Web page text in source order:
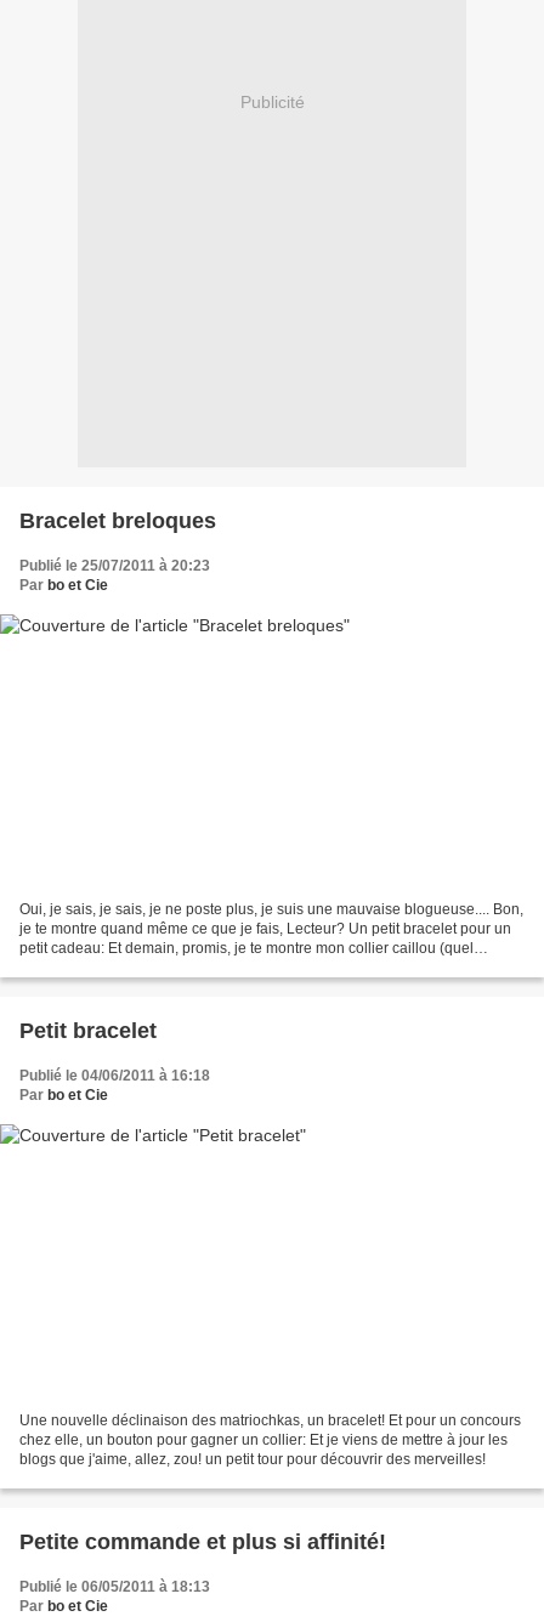
Publicité
Bracelet breloques
Publié le 25/07/2011 à 20:23
Par bo et Cie
Oui, je sais, je sais, je ne poste plus, je suis une mauvaise blogueuse.... Bon,
je te montre quand même ce que je fais, Lecteur? Un petit bracelet pour un
petit cadeau: Et demain, promis, je te montre mon collier caillou (quel
Petit bracelet
Publié le 04/06/2011 à 16:18
Par bo et Cie
Une nouvelle déclinaison des matriochkas, un bracelet! Et pour un concours
chez elle, un bouton pour gagner un collier: Et je viens de mettre à jour les
blogs que j'aime, allez, zou! un petit tour pour découvrir des merveilles!
Petite commande et plus si affinité!
Publié le 06/05/2011 à 18:13
Par bo et Cie